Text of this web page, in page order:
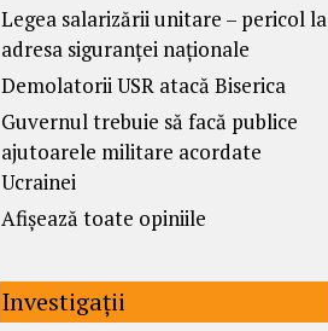
Legea salarizării unitare – pericol la
adresa siguranței naționale
Demolatorii USR atacă Biserica
Guvernul trebuie să facă publice
ajutoarele militare acordate
Ucrainei
Afișează toate opiniile
Investigații